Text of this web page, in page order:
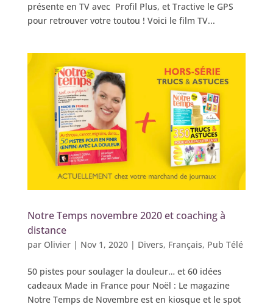
présente en TV avec Profil Plus, et Tractive le GPS
pour retrouver votre toutou ! Voici le film TV...
Notre Temps novembre 2020 et coaching à
distance
par Olivier| Nov 1, 2020| Divers, Français, Pub Télé
50 pistes pour soulager la douleur… et 60 idées
cadeaux Made in France pour Noël : Le magazine
Notre Temps de Novembre est en kiosque et le spot